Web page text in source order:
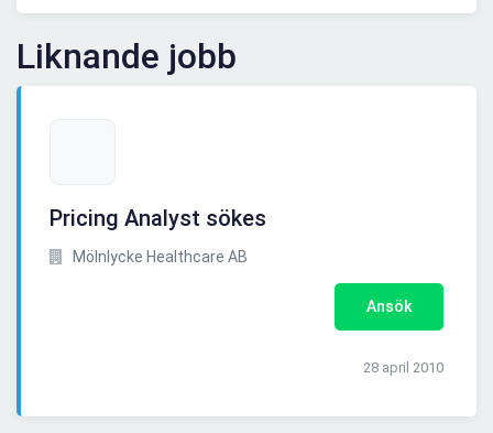
Liknande jobb
Pricing Analyst sökes
Mölnlycke Healthcare AB
Ansök
28 april 2010